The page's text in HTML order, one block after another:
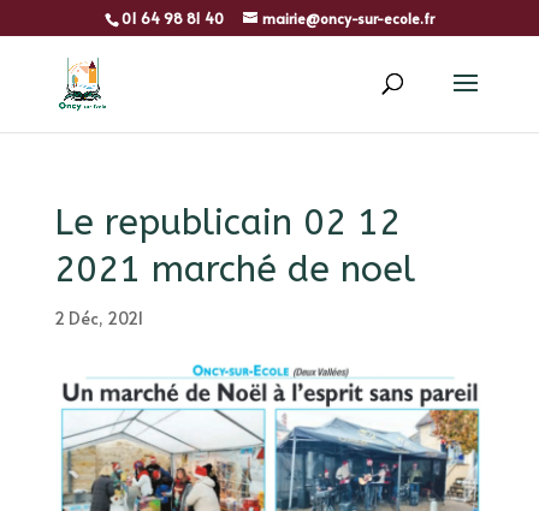
01 64 98 81 40 mairie@oncy-sur-ecole.fr
Le republicain 02 12
2021 marché de noel
2 Déc, 2021